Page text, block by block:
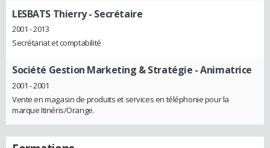
LESBATS Thierry- Secrétaire
2001 - 2013
Secrétariat et comptabilité
Société Gestion Marketing & Stratégie - Animatrice
2001 - 2001
Vente en magasin de produits et services en téléphonie pour la
marque Itinéris/Orange.